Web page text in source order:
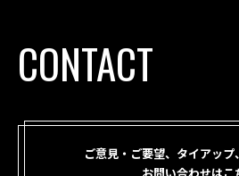
CONTACT
ご意見・ご要望、タイアップ